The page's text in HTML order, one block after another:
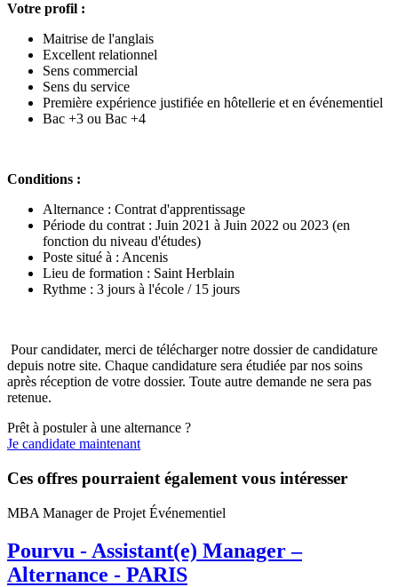
Votre profil :
Maitrise de l'anglais
Excellent relationnel
Sens commercial
Sens du service
Première expérience justifiée en hôtellerie et en événementiel
Bac +3 ou Bac +4
Conditions :
Alternance : Contrat d'apprentissage
Période du contrat : Juin 2021 à Juin 2022 ou 2023 (en
fonction du niveau d'études)
Poste situé à : Ancenis
Lieu de formation : Saint Herblain
Rythme : 3 jours à l'école / 15 jours
Pour candidater, merci de télécharger notre dossier de candidature
depuis notre site. Chaque candidature sera étudiée par nos soins
après réception de votre dossier. Toute autre demande ne sera pas
retenue.
Prêt à postuler à une alternance ?
Je candidate maintenant
Ces offres pourraient également vous intéresser
MBA Manager de Projet Événementiel
Pourvu - Assistant(e) Manager –
Alternance - PARIS